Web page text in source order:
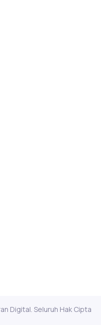
Digital. Seluruh Hak Cipta